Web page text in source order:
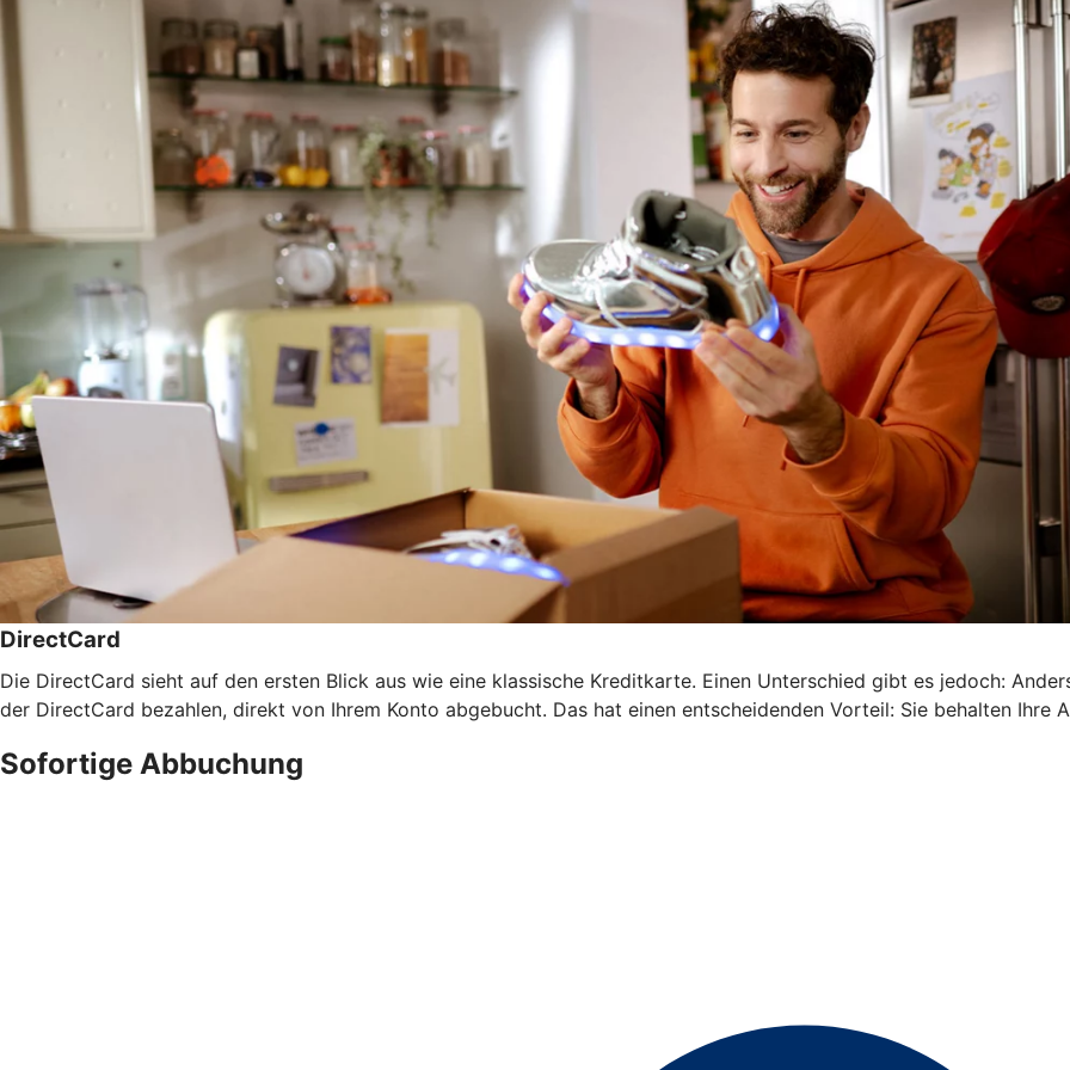
DirectCard
Die DirectCard sieht auf den ersten Blick aus wie eine klassische Kreditkarte. Einen Unterschied gibt es jedoch:
der DirectCard bezahlen, direkt von Ihrem Konto abgebucht. Das hat einen entscheidenden Vorteil: Sie behalten Ihre
Sofortige Abbuchung